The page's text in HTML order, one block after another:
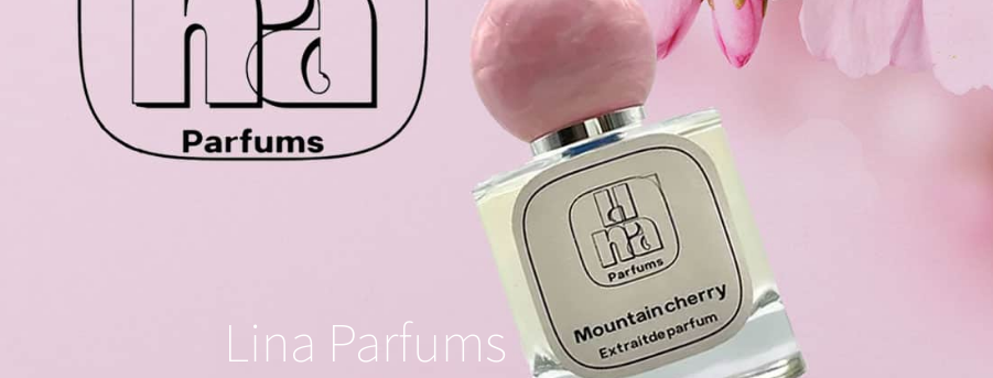
Lina Parfums